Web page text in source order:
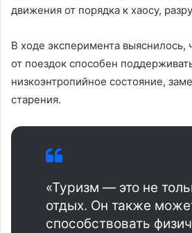
движения от порядка к хаосу,
В ходе эксперимента выяснилось,
от поездок способен
низкоэнтропийное состояние,
старения.
«Туризм — это не
отдых. Он также
способствовать